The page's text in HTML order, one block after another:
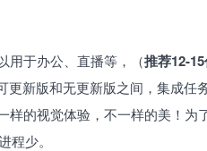
用于办公、直播等，（推荐12-
新版和无更新版之间，集成
的视觉体验，不一样的美！
少。